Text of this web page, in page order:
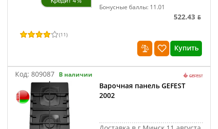
Бонусные баллы: 11.01
522.43 ƃ
(11)
Купить
Код: 809087 В наличии
Варочная панель GEFEST
2002